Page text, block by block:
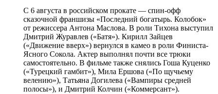
С 6 августа в российском прокате — спин-офф
сказочной франшизы «Последний богатырь. Колобок»
от режиссера Антона Маслова. В роли Тихона выступил
Дмитрий Журавлев («Батя»). Кирилл Зайцев
(«Движение вверх») вернулся в камео в роли Финиста-
Ясного Сокола. Актер выполнял почти все трюки
самостоятельно. В фильме также снялись Гоша Куценко
(«Турецкий гамбит»), Мила Ершова («По щучьему
велению»), Татьяна Догилева («Вампиры средней
полосы»), и Дмитрий Колчин («Коммерсант»).